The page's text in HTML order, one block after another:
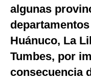
Tecnología
Club del Suscriptor
Mix
G de Gestión
algunas
Huánuco, La
Tumbes, por
consecuencia